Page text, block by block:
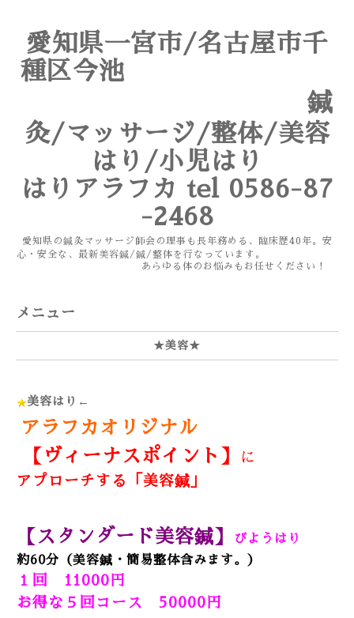
愛知県一宮市/名古屋市千
種区今池
鍼
灸/マッサージ/整体/美容
はり/小児はり
はりアラフカ tel 0586-87
-2468
愛知県の鍼灸マッサージ師会の理事も長年務める、臨床歴40年。安
心・安全な、最新美容鍼/鍼/整体を行なっています。
あらゆる体のお悩みもお任せください！
メニュー
★美容★
美容はり←
アラフカオリジナル
【ヴィーナスポイント】
に
アプローチする「美容鍼」
【スタンダード美容鍼】
びようはり
約60分（美容鍼・簡易整体含みます。）
１回 11000円
お得な５回コース 50000円